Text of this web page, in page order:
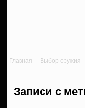
Главная Выбор оружия
Записи с